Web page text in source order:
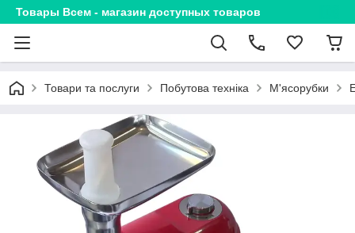
Товары Всем - магазин доступных товаров
Товари та послуги Побутова техніка М'ясорубки